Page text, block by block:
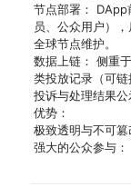
节点部署： DApp
员、公众用户）
全球节点维护。
数据上链： 侧重
类投放记录（可
投诉与处理结果公
优势：
极致透明与不可篡
强大的公众参与